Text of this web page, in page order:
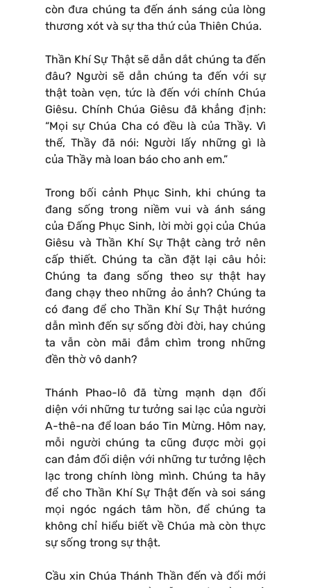
còn đưa chúng ta đến ánh sáng của lòng
thương xót và sự tha thứ của Thiên Chúa.
Thần Khí Sự Thật sẽ dẫn dắt chúng ta đến
đâu? Người sẽ dẫn chúng ta đến với sự
thật toàn vẹn, tức là đến với chính Chúa
Giêsu. Chính Chúa Giêsu đã khẳng định:
“Mọi sự Chúa Cha có đều là của Thầy. Vì
thế, Thầy đã nói: Người lấy những gì là
của Thầy mà loan báo cho anh em.”
Trong bối cảnh Phục Sinh, khi chúng ta
đang sống trong niềm vui và ánh sáng
của Đấng Phục Sinh, lời mời gọi của Chúa
Giêsu và Thần Khí Sự Thật càng trở nên
cấp thiết. Chúng ta cần đặt lại câu hỏi:
Chúng ta đang sống theo sự thật hay
đang chạy theo những ảo ảnh? Chúng ta
có đang để cho Thần Khí Sự Thật hướng
dẫn mình đến sự sống đời đời, hay chúng
ta vẫn còn mãi đắm chìm trong những
đền thờ vô danh?
Thánh Phao-lô đã từng mạnh dạn đối
diện với những tư tưởng sai lạc của người
A-thê-na để loan báo Tin Mừng. Hôm nay,
mỗi người chúng ta cũng được mời gọi
can đảm đối diện với những tư tưởng lệch
lạc trong chính lòng mình. Chúng ta hãy
để cho Thần Khí Sự Thật đến và soi sáng
mọi ngóc ngách tâm hồn, để chúng ta
không chỉ hiểu biết về Chúa mà còn thực
sự sống trong sự thật.
Cầu xin Chúa Thánh Thần đến và đổi mới